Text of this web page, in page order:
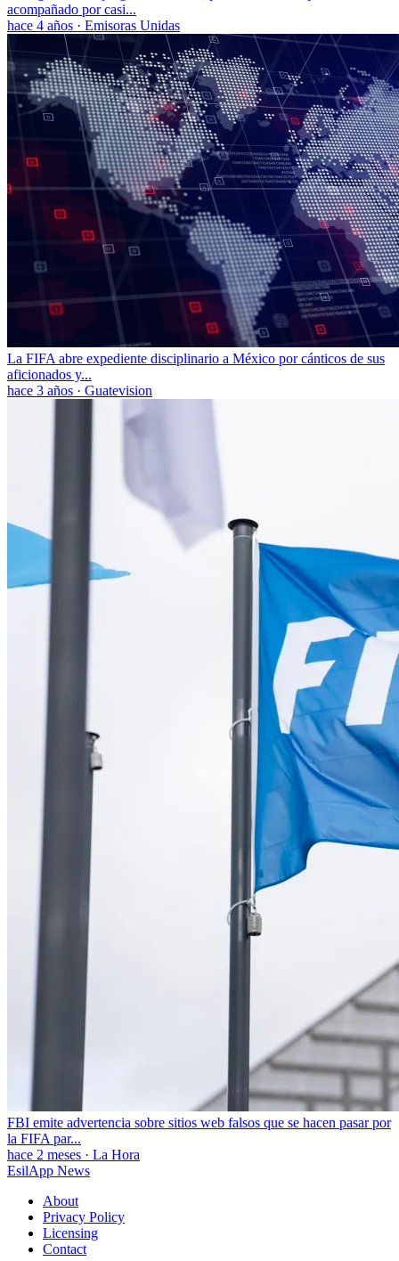
acompañado por casi...
hace 4 años · Emisoras Unidas
La FIFA abre expediente disciplinario a México por cánticos de sus
aficionados y...
hace 3 años · Guatevision
FBI emite advertencia sobre sitios web falsos que se hacen pasar por
la FIFA par...
hace 2 meses · La Hora
EsilApp News
About
Privacy Policy
Licensing
Contact